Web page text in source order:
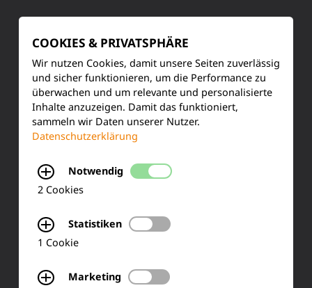
FAQ
KONTAKT
Siemensstraße 2
Fax: +49 (0) 2273 567 30
COOKIES & PRIVATSPHÄRE
Wir nutzen Cookies, damit unsere Seiten zuverlässig
und sicher funktionieren, um die Performance zu
überwachen und um relevante und personalisierte
Inhalte anzuzeigen. Damit das funktioniert,
sammeln wir Daten unserer Nutzer.
Datenschutzerklärung
Notwendig
2 Cookies
Statistiken
1 Cookie
Marketing